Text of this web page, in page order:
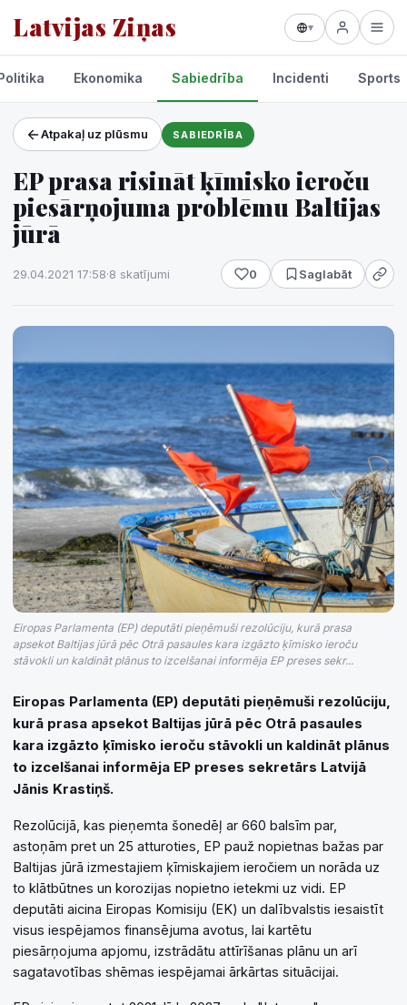
Latvijas Ziņas ▾
Projekti un pakalpojumi
Laikapstākļi
Ekonomika Sabiedrība Incidenti Sports
Atpakaļ uz plūsmu SABIEDRĪBA
EP prasa risināt ķīmisko ieroču
piesārņojuma problēmu Baltijas
jūrā
29.04.2021 17:58·8 skatījumi 0 Saglabāt
Eiropas Parlamenta (EP) deputāti pieņēmuši rezolūciju, kurā prasa
apsekot Baltijas jūrā pēc Otrā pasaules kara izgāzto ķīmisko ieroču
stāvokli un kaldināt plānus to izcelšanai informēja EP preses sekr...
Eiropas Parlamenta (EP) deputāti pieņēmuši rezolūciju,
kurā prasa apsekot Baltijas jūrā pēc Otrā pasaules
kara izgāzto ķīmisko ieroču stāvokli un kaldināt plānus
to izcelšanai informēja EP preses sekretārs Latvijā
Jānis Krastiņš.
Rezolūcijā, kas pieņemta šonedēļ ar 660 balsīm par,
astoņām pret un 25 atturoties, EP pauž nopietnas bažas par
Baltijas jūrā izmestajiem ķīmiskajiem ieročiem un norāda uz
to klātbūtnes un korozijas nopietno ietekmi uz vidi. EP
deputāti aicina Eiropas Komisiju (EK) un dalībvalstis iesaistīt
visus iespējamos finansējuma avotus, lai kartētu
piesārņojuma apjomu, izstrādātu attīrīšanas plānu un arī
sagatavotības shēmas iespējamai ārkārtas situācijai.